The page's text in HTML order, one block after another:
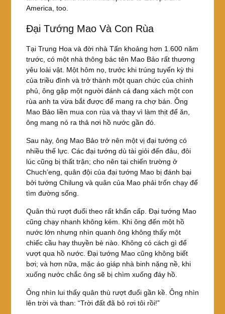
America, too.
Đại Tướng Mao Và Con Rùa
Tại Trung Hoa và đời nhà Tấn khoảng hơn 1.600 năm
trước, có một nhà thông bác tên Mao Bảo rất thương
yêu loài vật. Một hôm nọ, trước khi trúng tuyển kỳ thi
của triều đình và trở thành một quan chức của chính
phủ, ông gặp một người đánh cá đang xách một con
rùa anh ta vừa bắt được để mang ra chợ bán. Ông
Mao Bảo liền mua con rùa và thay vì làm thịt để ăn,
ông mang nó ra thả nơi hồ nước gần đó.
Sau này, ông Mao Bảo trở nên một vị đại tướng có
nhiều thế lực. Các đại tướng dù tài giỏi đến đâu, đôi
lúc cũng bị thất trận; cho nên tại chiến trường ở
Chuch’eng, quân đội của đại tướng Mao bị đánh bại
bởi tướng Chilung và quân của Mao phải trốn chạy để
tìm đường sống.
Quân thù rượt đuổi theo rất khẩn cấp. Đại tướng Mao
cũng chạy nhanh không kém. Khi ông đến một hồ
nước lớn nhưng nhìn quanh ông không thấy một
chiếc cầu hay thuyền bè nào. Không có cách gì để
vượt qua hồ nước. Đại tướng Mao cũng không biết
bơi; và hơn nữa, mặc áo giáp nhà binh nặng nề, khi
xuống nước chắc ông sẽ bị chìm xuống đáy hồ.
Ông nhìn lui thấy quân thù rượt đuổi gần kề. Ông nhìn
lên trời và than: “Trời đất đã bỏ rơi tôi rồi!”